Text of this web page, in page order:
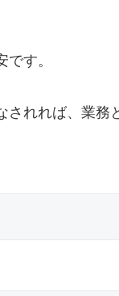
す。
れれば、業務